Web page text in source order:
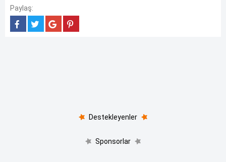
Paylaş:
Destekleyenler
Sponsorlar